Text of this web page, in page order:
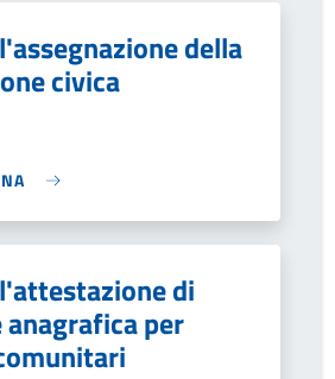
della
civica
di
per